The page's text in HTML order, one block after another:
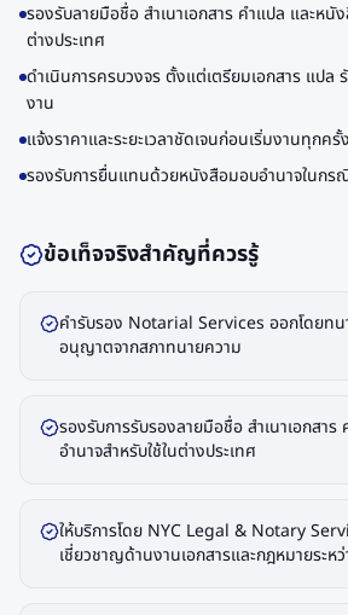
รองรับลายมือชื่อ สำเนาเอกสาร คำแปล และหนั
ต่างประเทศ
ดำเนินการครบวงจร ตั้งแต่เตรียมเอกสาร แป
งาน
แจ้งราคาและระยะเวลาชัดเจนก่อนเริ่มงานทุกครั้ง
รองรับการยื่นแทนด้วยหนังสือมอบอำนาจในกร
ข้อเท็จจริงสำคัญที่ควรรู้
คำรับรอง Notarial Services ออกโดยทน
อนุญาตจากสภาทนายความ
รองรับการรับรองลายมือชื่อ สำเนาเอกสา
อำนาจสำหรับใช้ในต่างประเทศ
ให้บริการโดย NYC Legal & Notary
เชี่ยวชาญด้านงานเอกสารและกฎหมายระหว่